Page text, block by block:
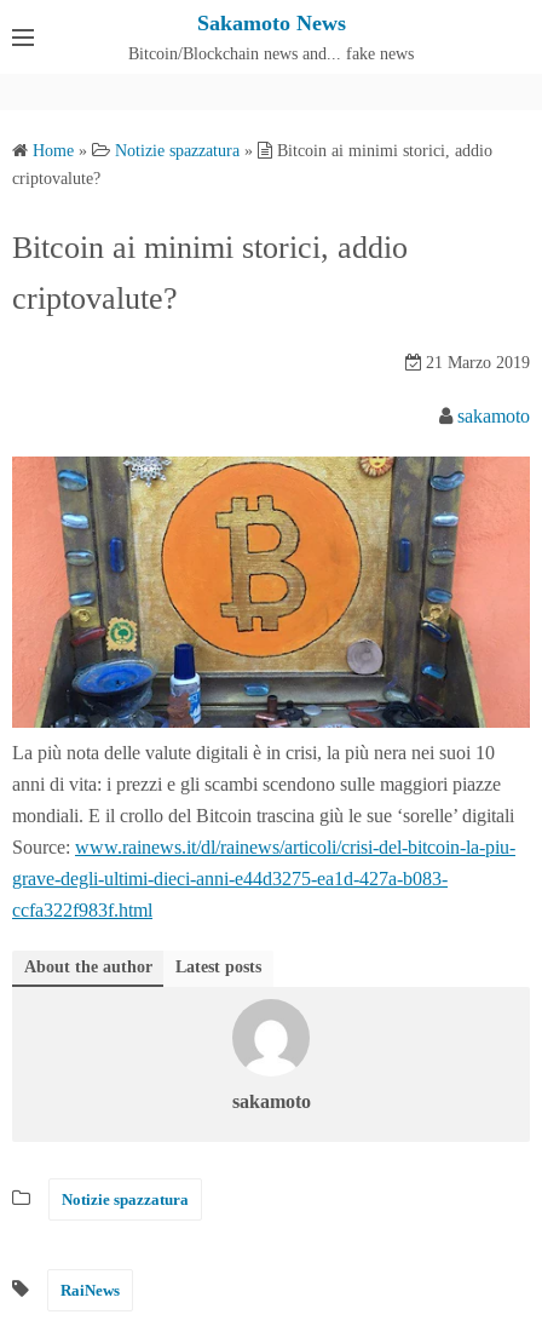
Sakamoto News
Bitcoin/Blockchain news and... fake news
Home » Notizie spazzatura »
Bitcoin ai minimi storici, addio
criptovalute?
Bitcoin ai minimi storici, addio
criptovalute?
21 Marzo 2019
sakamoto
La più nota delle valute digitali è in crisi, la più nera nei suoi 10
anni di vita: i prezzi e gli scambi scendono sulle maggiori piazze
mondiali. E il crollo del Bitcoin trascina giù le sue ‘sorelle’ digitali
Source: www.rainews.it/dl/rainews/articoli/crisi-del-bitcoin-la-piu-
grave-degli-ultimi-dieci-anni-e44d3275-ea1d-427a-b083-
ccfa322f983f.html
About the author Latest posts
sakamoto
Notizie spazzatura
RaiNews